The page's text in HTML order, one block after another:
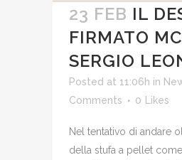
23 FEB IL
FIRMATO
SERGIO
Posted at 11:06h in
Comments
0 Likes
Nel tentativo di andare
della stufa a pellet